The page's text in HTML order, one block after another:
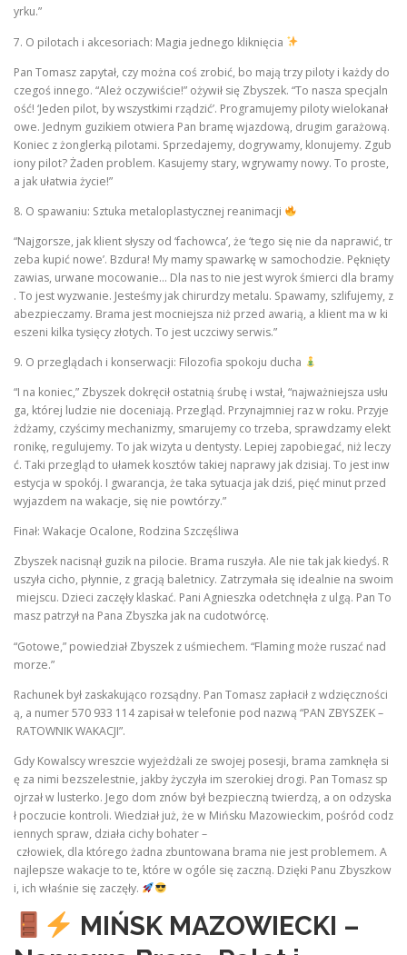
yrku.”
7. O pilotach i akcesoriach: Magia jednego kliknięcia
Pan Tomasz zapytał, czy można coś zrobić, bo mają trzy piloty i każdy do
czegoś innego. “Ależ oczywiście!” ożywił się Zbyszek. “To nasza specjaln
ość! ‘Jeden pilot, by wszystkimi rządzić’. Programujemy piloty wielokanał
owe. Jednym guzikiem otwiera Pan bramę wjazdową, drugim garażową.
Koniec z żonglerką pilotami. Sprzedajemy, dogrywamy, klonujemy. Zgub
iony pilot? Żaden problem. Kasujemy stary, wgrywamy nowy. To proste,
a jak ułatwia życie!”
8. O spawaniu: Sztuka metaloplastycznej reanimacji
“Najgorsze, jak klient słyszy od ‘fachowca’, że ‘tego się nie da naprawić, tr
zeba kupić nowe’. Bzdura! My mamy spawarkę w samochodzie. Pęknięty
zawias, urwane mocowanie… Dla nas to nie jest wyrok śmierci dla bramy
. To jest wyzwanie. Jesteśmy jak chirurdzy metalu. Spawamy, szlifujemy, z
abezpieczamy. Brama jest mocniejsza niż przed awarią, a klient ma w ki
eszeni kilka tysięcy złotych. To jest uczciwy serwis.”
9. O przeglądach i konserwacji: Filozofia spokoju ducha
“I na koniec,” Zbyszek dokręcił ostatnią śrubę i wstał, “najważniejsza usłu
ga, której ludzie nie doceniają. Przegląd. Przynajmniej raz w roku. Przyje
żdżamy, czyścimy mechanizmy, smarujemy co trzeba, sprawdzamy elekt
ronikę, regulujemy. To jak wizyta u dentysty. Lepiej zapobiegać, niż leczy
ć. Taki przegląd to ułamek kosztów takiej naprawy jak dzisiaj. To jest inw
estycja w spokój. I gwarancja, że taka sytuacja jak dziś, pięć minut przed
wyjazdem na wakacje, się nie powtórzy.”
Finał: Wakacje Ocalone, Rodzina Szczęśliwa
Zbyszek nacisnął guzik na pilocie. Brama ruszyła. Ale nie tak jak kiedyś. R
uszyła cicho, płynnie, z gracją baletnicy. Zatrzymała się idealnie na swoim
miejscu. Dzieci zaczęły klaskać. Pani Agnieszka odetchnęła z ulgą. Pan To
masz patrzył na Pana Zbyszka jak na cudotwórcę.
“Gotowe,” powiedział Zbyszek z uśmiechem. “Flaming może ruszać nad
morze.”
Rachunek był zaskakująco rozsądny. Pan Tomasz zapłacił z wdzięczności
ą, a numer 570 933 114 zapisał w telefonie pod nazwą “PAN ZBYSZEK –
RATOWNIK WAKACJI”.
Gdy Kowalscy wreszcie wyjeżdżali ze swojej posesji, brama zamknęła si
ę za nimi bezszelestnie, jakby życzyła im szerokiej drogi. Pan Tomasz sp
ojrzał w lusterko. Jego dom znów był bezpieczną twierdzą, a on odzyska
ł poczucie kontroli. Wiedział już, że w Mińsku Mazowieckim, pośród codz
iennych spraw, działa cichy bohater –
człowiek, dla którego żadna zbuntowana brama nie jest problemem. A
najlepsze wakacje to te, które w ogóle się zaczną. Dzięki Panu Zbyszkow
i, ich właśnie się zaczęły.
MIŃSK MAZOWIECKI –